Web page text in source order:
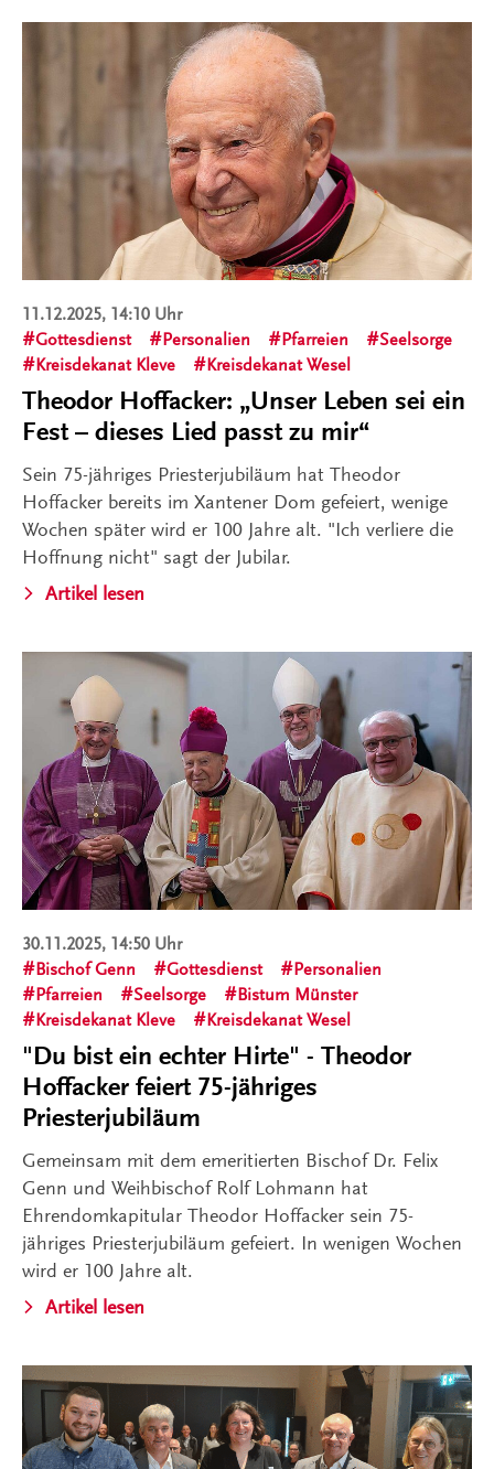
11.12.2025, 14:10 Uhr
Gottesdienst
Personalien Pfarreien
Seelsorge
Kreisdekanat Kleve
Kreisdekanat Wesel
Theodor Hoffacker: „Unser Leben sei ein
Fest – dieses Lied passt zu mir“
Sein 75-jähriges Priesterjubiläum hat Theodor
Hoffacker bereits im Xantener Dom gefeiert, wenige
Wochen später wird er 100 Jahre alt. "Ich verliere die
Hoffnung nicht" sagt der Jubilar.
Artikel lesen
30.11.2025, 14:50 Uhr
Bischof Genn
Gottesdienst
Personalien
Pfarreien
Seelsorge
Bistum Münster
Kreisdekanat Kleve
Kreisdekanat Wesel
"Du bist ein echter Hirte" - Theodor
Hoffacker feiert 75-jähriges
Priesterjubiläum
Gemeinsam mit dem emeritierten Bischof Dr. Felix
Genn und Weihbischof Rolf Lohmann hat
Ehrendomkapitular Theodor Hoffacker sein 75-
jähriges Priesterjubiläum gefeiert. In wenigen Wochen
wird er 100 Jahre alt.
Artikel lesen